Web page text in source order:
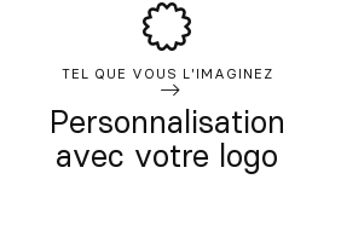
TEL QUE VOUS L'IMAGINEZ
Personnalisation
avec votre logo